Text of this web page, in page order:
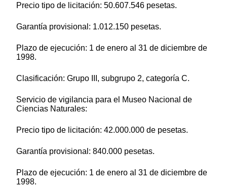
Precio tipo de licitación: 50.607.546 pesetas.
Garantía provisional: 1.012.150 pesetas.
Plazo de ejecución: 1 de enero al 31 de diciembre de
1998.
Clasificación: Grupo III, subgrupo 2, categoría C.
Servicio de vigilancia para el Museo Nacional de
Ciencias Naturales:
Precio tipo de licitación: 42.000.000 de pesetas.
Garantía provisional: 840.000 pesetas.
Plazo de ejecución: 1 de enero al 31 de diciembre de
1998.